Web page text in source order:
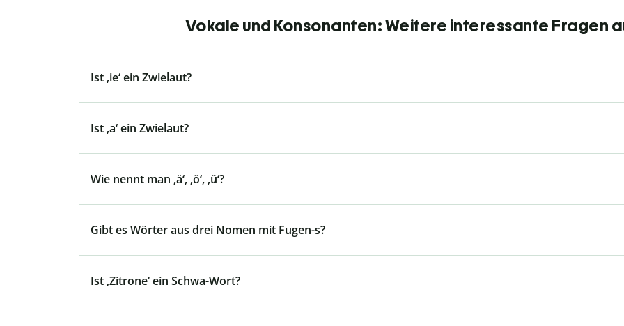
Vokale und Konsonanten: Weitere interessante Fragen
Ist ‚ie‘ ein Zwielaut?
Ist ‚a‘ ein Zwielaut?
Wie nennt man ‚ä‘, ‚ö‘, ‚ü‘?
Gibt es Wörter aus drei Nomen mit Fugen-s?
Ist ‚Zitrone‘ ein Schwa-Wort?